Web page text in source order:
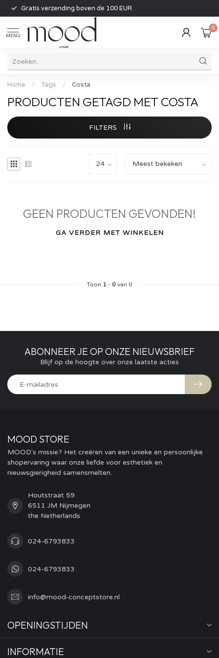
Gratis verzending boven de 100 EUR
MENU
0
Home / Tags / Costa
PRODUCTEN GETAGD MET COSTA
FILTERS
GEEN PRODUCTEN GEVONDEN!
GA VERDER MET WINKELEN
Toon 1 - 0van 0
ABONNEER JE OP ONZE NIEUWSBRIEF
Blijf op de hoogte over onze laatste acties
MOOD STORE
MOOD's missie? Het creëren van een unieke en persoonlijke
shopervaring waar onze liefde voor esthetiek en
nieuwsgierigheid samensmelten.
Houtstraat 59
6511 JM Nijmegen
the Netherlands
024-6793833
024-6793833
info@mood-conceptstore.nl
OPENINGSTIJDEN
INFORMATIE